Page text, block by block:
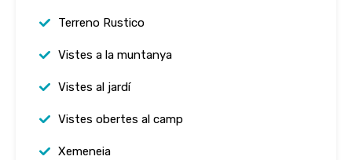
Terreno Rustico
Vistes a la muntanya
Vistes al jardí
Vistes obertes al camp
Xemeneia